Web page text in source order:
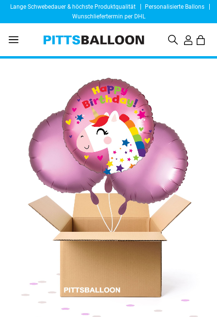
Lange Schwebedauer & höchste Produktqualität
Personalisierte Ballons
Wunschliefertermin per DHL